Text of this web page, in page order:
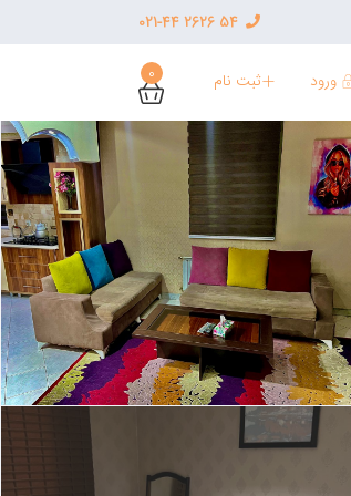
54 2626 021-44
0 ورود ثبت نام